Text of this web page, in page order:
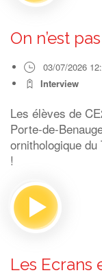
On n’est
03/07/2026
Interview
Les élèves de
Porte-de-
ornithologique
!
Les Ecrans